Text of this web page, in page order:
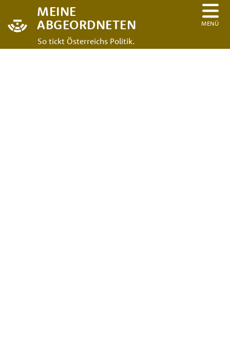
MEINE
ABGEORDNETEN
So tickt Österreichs Politik.
MENÜ